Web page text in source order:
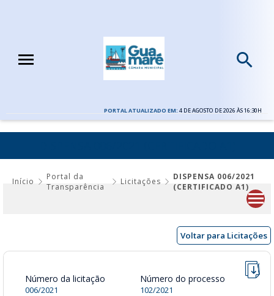
PORTAL ATUALIZADO EM: 4 DE AGOSTO DE 2026 ÀS 16:30H
Início
Portal da
Transparência
Licitações
DISPENSA 006/2021
(CERTIFICADO A1)
Voltar para Licitações
Número da licitação
006/2021
Número do processo
102/2021